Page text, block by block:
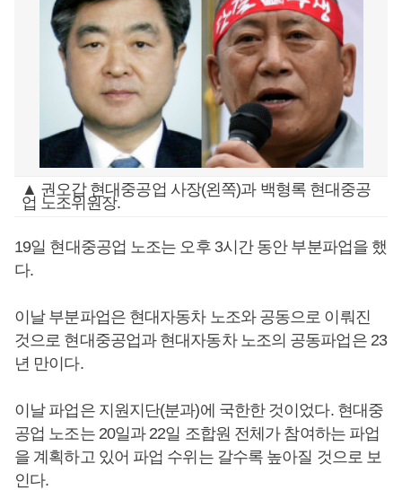
▲ 권오갑 현대중공업 사장(왼쪽)과 백형록 현대중공
업 노조위원장.
19일 현대중공업 노조는 오후 3시간 동안 부분파업을 했
다.
이날 부분파업은 현대자동차 노조와 공동으로 이뤄진
것으로 현대중공업과 현대자동차 노조의 공동파업은 23
년 만이다.
이날 파업은 지원지단(분과)에 국한한 것이었다. 현대중
공업 노조는 20일과 22일 조합원 전체가 참여하는 파업
을 계획하고 있어 파업 수위는 갈수록 높아질 것으로 보
인다.